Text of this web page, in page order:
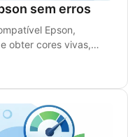
sem erros
Epson,
obter cores vivas,